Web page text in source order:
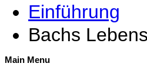
Einführung
Bachs
Main Menu